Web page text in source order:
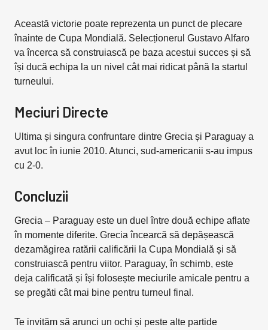
Această victorie poate reprezenta un punct de plecare
înainte de Cupa Mondială. Selecționerul Gustavo Alfaro
va încerca să construiască pe baza acestui succes și să
își ducă echipa la un nivel cât mai ridicat până la startul
turneului.
Meciuri Directe
Ultima și singura confruntare dintre Grecia și Paraguay a
avut loc în iunie 2010. Atunci, sud-americanii s-au impus
cu 2-0.
Concluzii
Grecia – Paraguay este un duel între două echipe aflate
în momente diferite. Grecia încearcă să depășească
dezamăgirea ratării calificării la Cupa Mondială și să
construiască pentru viitor. Paraguay, în schimb, este
deja calificată și își folosește meciurile amicale pentru a
se pregăti cât mai bine pentru turneul final.
Te invităm să arunci un ochi și peste alte partide